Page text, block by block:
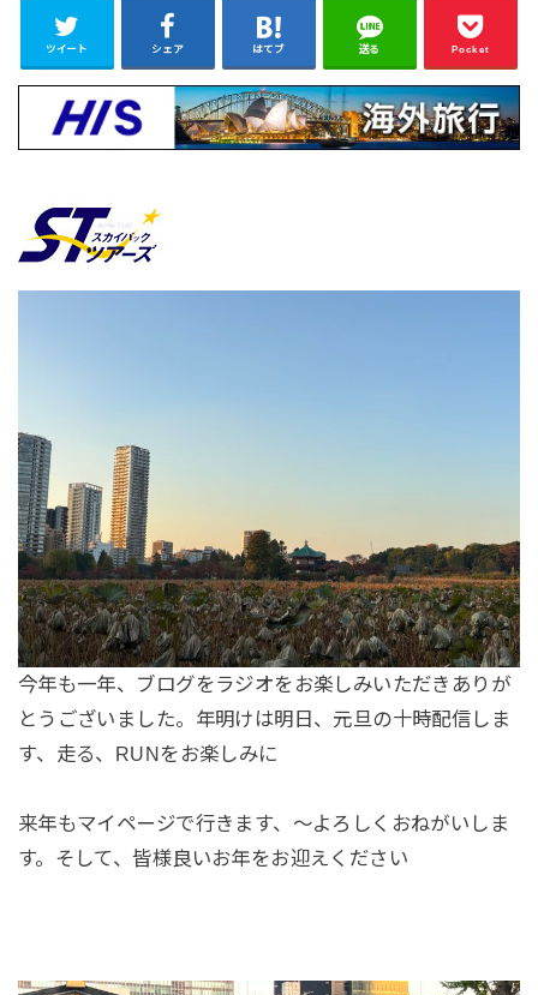
ツイート シェア はてブ 送る Pocket
今年も一年、ブログをラジオをお楽しみいただきありが
とうございました。年明けは明日、元旦の十時配信しま
す、走る、RUNをお楽しみに
来年もマイページで行きます、〜よろしくおねがいしま
す。そして、皆様良いお年をお迎えください